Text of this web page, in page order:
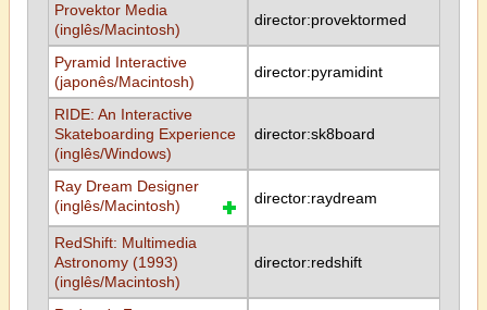
Provektor Media
(inglês/Macintosh)
director:provektormed
Pyramid Interactive
(japonês/Macintosh)
director:pyramidint
RIDE: An Interactive
Skateboarding Experience
(inglês/Windows)
director:sk8board
Ray Dream Designer
(inglês/Macintosh)
director:raydream
RedShift: Multimedia
Astronomy (1993)
(inglês/Macintosh)
director:redshift